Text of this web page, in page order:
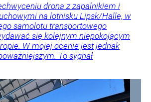
drona z zapalnikiem i
na lotnisku Lipsk/Halle, w
samolotu transportowego
się kolejnym niepokojącym
W mojej ocenie jest jednak
To sygnał